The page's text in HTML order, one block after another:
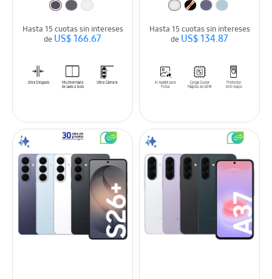
Hasta 15 cuotas sin intereses
deUS$ 166.67
Hasta 15 cuotas sin intereses
deUS$ 134.87